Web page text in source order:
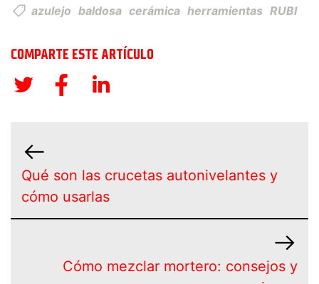
azulejo baldosa cerámica herramientas RUBI
COMPARTE ESTE ARTÍCULO
Qué son las crucetas autonivelantes y
cómo usarlas
Cómo mezclar mortero: consejos y